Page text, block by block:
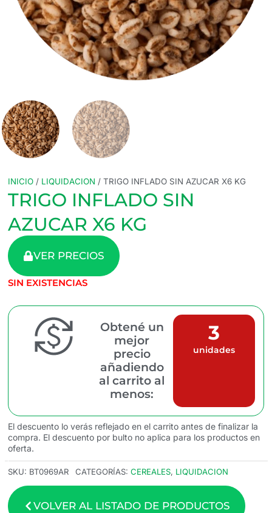
INICIO / LIQUIDACION / TRIGO INFLADO SIN AZUCAR X6 KG
TRIGO INFLADO SIN
AZUCAR X6 KG
VER PRECIOS
SIN EXISTENCIAS
Obtené un
mejor
precio
añadiendo
al carrito al
menos:
3
unidades
El descuento lo verás reflejado en el carrito antes de finalizar la
compra. El descuento por bulto no aplica para los productos en
oferta.
SKU: BT0969AR CATEGORÍAS: CEREALES, LIQUIDACION
VOLVER AL LISTADO DE PRODUCTOS